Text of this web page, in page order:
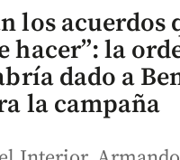
los acuerdos
hacer”: la
dado a
la campaña